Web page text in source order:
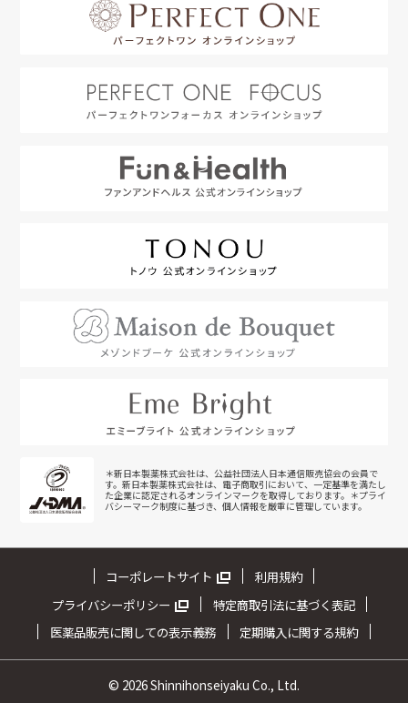
＊新日本製薬株式会社は、公益社団法人日本通信販売協会の会員で
す。新日本製薬株式会社は、電子商取引において、一定基準を満たし
た企業に認定されるオンラインマークを取得しております。＊プライ
バシーマーク制度に基づき、個人情報を厳重に管理しています。
コーポレートサイト
利用規約
プライバシーポリシー
特定商取引法に基づく表記
医薬品販売に関しての表示義務
定期購入に関する規約
© 2026 Shinnihonseiyaku Co., Ltd.